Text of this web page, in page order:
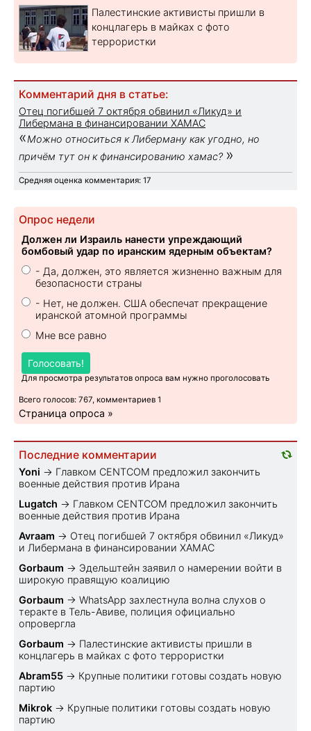
Палестинские активисты пришли в
концлагерь в майках с фото
террористки
Комментарий дня в статье:
Отец погибшей 7 октября обвинил «Ликуд» и
Либермана в финансировании ХАМАС
«Можно относиться к Либерману как угодно, но
причём тут он к финансированию хамас? »
Средняя оценка комментария: 17
Опрос недели
Должен ли Израиль нанести упреждающий
бомбовый удар по иранским ядерным объектам?
- Да, должен, это является жизненно важным для
безопасности страны
- Нет, не должен. США обеспечат прекращение
иранской атомной программы
Мне все равно
Голосовать!
Для просмотра результатов опроса вам нужно проголосовать
Всего голосов: 767, комментариев 1
Страница опроса »
Последние комментарии
Yoni → Главком CENTCOM предложил закончить
военные действия против Ирана
Lugatch → Главком CENTCOM предложил закончить
военные действия против Ирана
Avraam → Отец погибшей 7 октября обвинил «Ликуд»
и Либермана в финансировании ХАМАС
Gorbaum → Эдельштейн заявил о намерении войти в
широкую правящую коалицию
Gorbaum → WhatsApp захлестнула волна слухов о
теракте в Тель-Авиве, полиция официально
опровергла
Gorbaum → Палестинские активисты пришли в
концлагерь в майках с фото террористки
Abram55 → Крупные политики готовы создать новую
партию
Mikrok → Крупные политики готовы создать новую
партию